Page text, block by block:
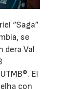
“Saga”
se
dera Val
El
con